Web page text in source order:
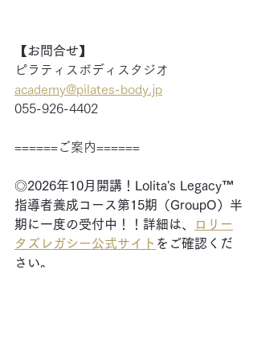
【お問合せ】
ピラティスボディスタジオ
academy@pilates-body.jp
055-926-4402
======ご案内======
◎2026年10月開講！Lolita's Legacy™
指導者養成コース第15期（GroupO）半
期に一度の受付中！！詳細は、
ロリー
タズレガシー公式サイト をご確認くだ
さい。